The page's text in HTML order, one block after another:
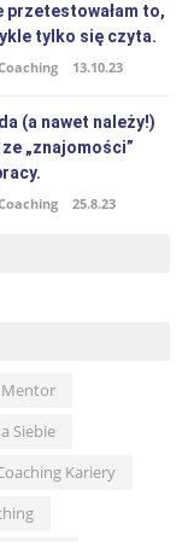
przetestowałam to,
tylko się czyta.
13.10.23
(a nawet należy!)
„znajomości”
25.8.23
Mentor
Siebie
Kariery